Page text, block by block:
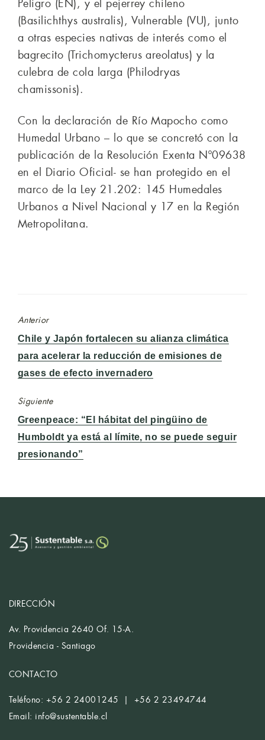
Peligro (EN), y el pejerrey chileno
(Basilichthys australis), Vulnerable (VU), junto
a otras especies nativas de interés como el
bagrecito (Trichomycterus areolatus) y la
culebra de cola larga (Philodryas
chamissonis).
Con la declaración de Río Mapocho como
Humedal Urbano – lo que se concretó con la
publicación de la Resolución Exenta Nº09638
en el Diario Oficial- se han protegido en el
marco de la Ley 21.202: 145 Humedales
Urbanos a Nivel Nacional y 17 en la Región
Metropolitana.
Anterior
Entrada
anterior:
Chile y Japón fortalecen su alianza climática
para acelerar la reducción de emisiones de
gases de efecto invernadero
Siguiente
Entrada
siguiente:
Greenpeace: “El hábitat del pingüino de
Humboldt ya está al límite, no se puede seguir
presionando”
DIRECCIÓN
Av. Providencia 2640 Of. 15-A.
Providencia - Santiago
CONTACTO
Teléfono: +56 2 24001245 | +56 2 23494744
Email: info@sustentable.cl